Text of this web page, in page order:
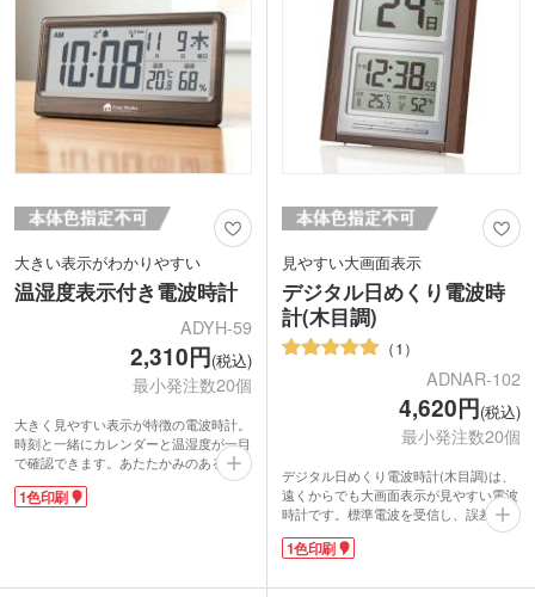
大きい表示がわかりやすい
温湿度表示付き電波時計
ADYH-59
2,310円(税込)
最小発注数20個
大きく見やすい表示が特徴の電波時計。
時刻と一緒にカレンダーと温湿度が一目
で確認できます。あたたかみのある木目
調デザインでどんなインテリアにもマッ
チ。目覚まし時計は便利なスヌーズ機能
1色印刷
見やすい大画面表示
デジタル日めくり電波時
計(木目調)
1
ADNAR-102
4,620円(税込)
最小発注数20個
デジタル日めくり電波時計(木目調)は、
遠くからでも大画面表示が見やすい電波
時計です。標準電波を受信し、誤差を自
動修正する機能付き。日付と時刻が一目
で分かる大きな表示の他、温度や湿度、
ます。大切な記念日も最大18日分設定で
1色印刷